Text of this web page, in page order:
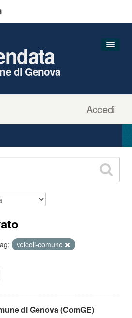
Accedi
di Genova
veicoli-comune
di Genova (ComGE)